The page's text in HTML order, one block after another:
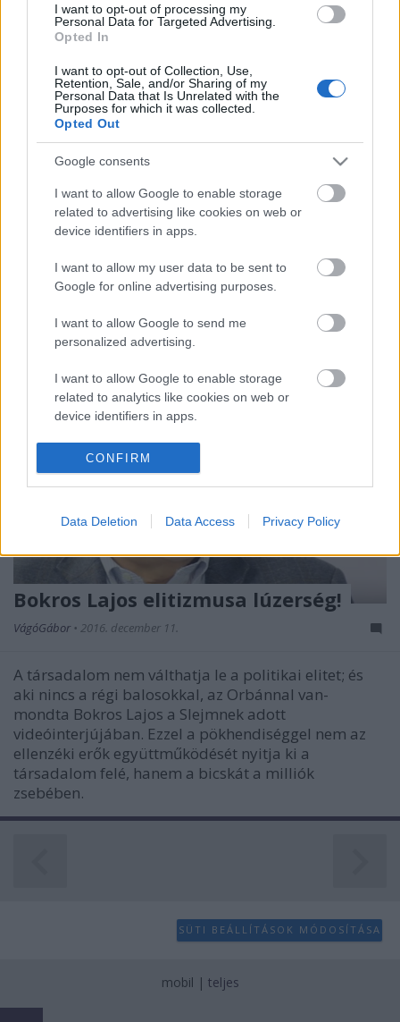
I want to opt-out of processing my
Personal Data for Targeted Advertising.
Opted In
I want to opt-out of Collection, Use,
Retention, Sale, and/or Sharing of my
Personal Data that Is Unrelated with the
Purposes for which it was collected.
Opted Out
Google consents
I want to allow Google to enable storage
related to advertising like cookies on web or
device identifiers in apps.
I want to allow my user data to be sent to
Google for online advertising purposes.
I want to allow Google to send me
personalized advertising.
I want to allow Google to enable storage
related to analytics like cookies on web or
device identifiers in apps.
I want to allow Google to enable storage
related to functionality of the website or app.
related to personalization.
I want to allow Google to enable storage
related to security, including authentication
functionality and fraud prevention, and other
CONFIRM
Data Deletion Data Access Privacy Policy
Botkát felfalták a disznók, mi pedig
távolról néztük, nehogy sárosak
legyünk
Botka László vereségéért leginkább Botka László a
felelős, ezt nem kell magyarázni. Legfőképp ő bukott
el, és a stábja. A probléma az, hogy alakulhatott
volna másként, de nem alakult. Alakulhatott volna
másként, ha kap támogatást bárhonnan is, de alig
kapott. Nem kapott a médiából, nem kapott a…
Bokros Lajos elitizmusa lúzerség!
VágóGábor • 2016. december 11.
A társadalom nem válthatja le a politikai elitet; és
aki nincs a régi balosokkal, az Orbánnal van-
mondta Bokros Lajos a Slejmnek adott
videóinterjújában. Ezzel a pökhendiséggel nem az
ellenzéki erők együttműködését nyitja ki a
társadalom felé, hanem a bicskát a milliók
zsebében.
SÜTI BEÁLLÍTÁSOK MÓDOSÍTÁSA
mobil | teljes